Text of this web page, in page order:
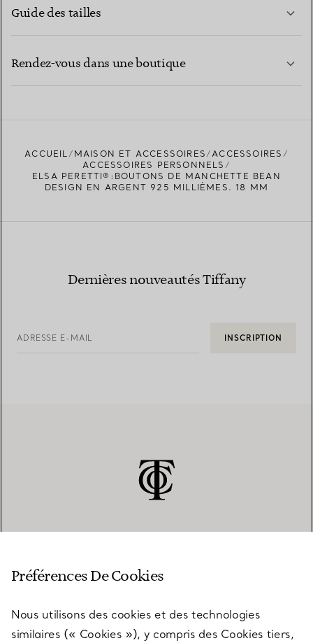
Guide des tailles
Rendez-vous dans une boutique
TROUVEZ LA BOUTIQUE LA PLUS PROCHE
ACCUEIL MAISON ET ACCESSOIRES
ACCESSOIRES
ACCESSOIRES PERSONNELS
ELSA PERETTI®:BOUTONS DE MANCHETTE BEAN
DESIGN EN ARGENT 925 MILLIÈMES. 18 MM
Dernières nouveautés Tiffany
ADRESSE E-MAIL INSCRIPTION
SERVICES
Préférences De Cookies
Nous utilisons des cookies et des technologies
similaires (« Cookies »), y compris des Cookies tiers,